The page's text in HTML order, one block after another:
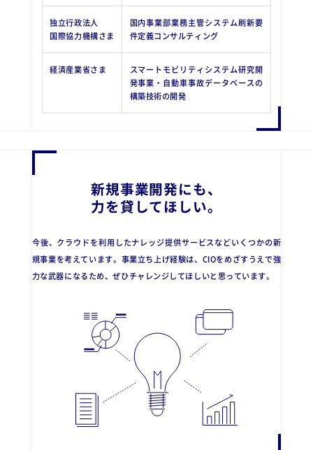
独立行政法人
国際協力機構さま
国内事業部業務主管システム刷新要
件定義コンサルティング
経済産業省さま
スマートモビリティシステム研究開
発事業・自動車事故データベースの
構築技術の開発
新規事業開発にも、
力を貸してほしい。
今後、クラウドを利用したナレッジ提供サービスなどいくつかの新
規事業を考えています。事業立ち上げ経験は、CIOをめざすうえで強
力な武器になるため、ぜひチャレンジしてほしいと思っています。